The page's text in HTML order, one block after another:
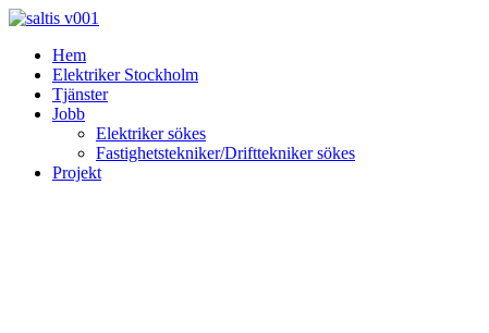
Skip
contentHem
Elektriker Stockholm
Tjänster
Jobb
Elektriker sökes
Fastighetstekniker/Drifttekniker sökes
Projekt